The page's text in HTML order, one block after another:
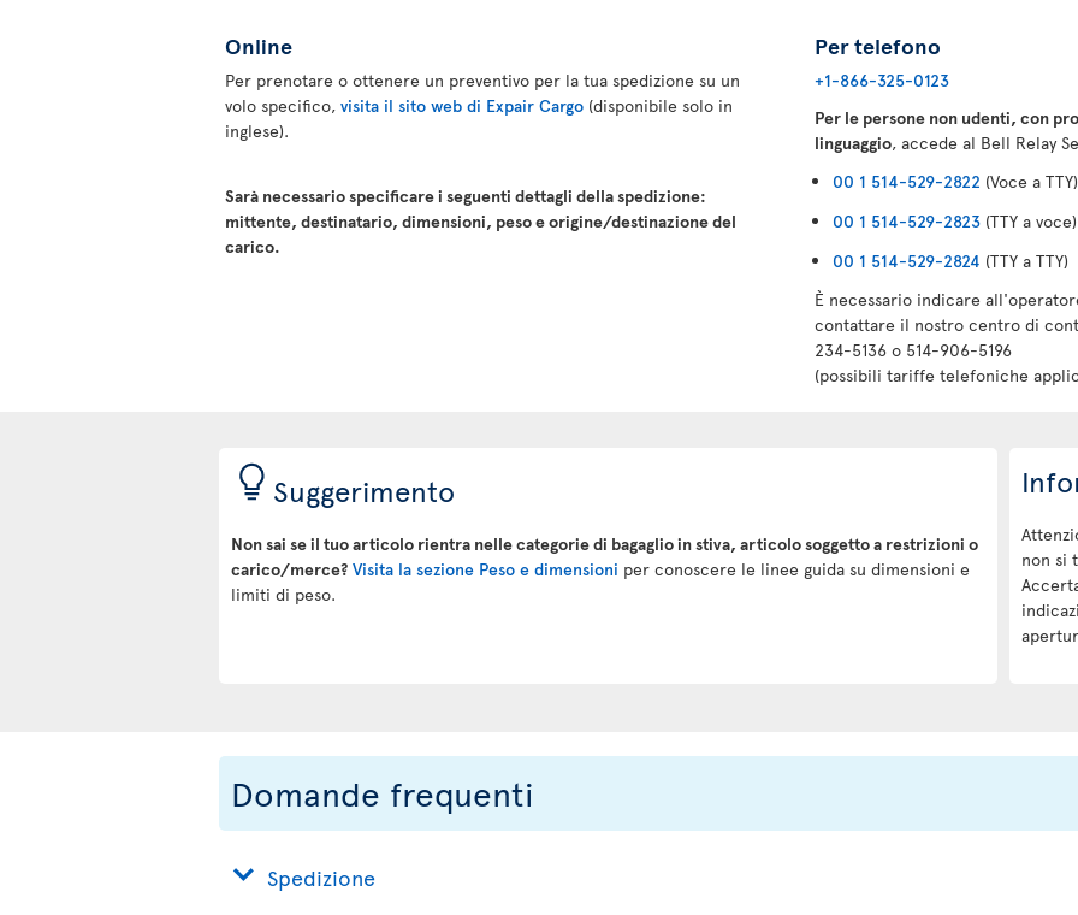
Online
Per prenotare o ottenere un preventivo per la tua spedizione su un
volo specifico, visita il sito web di Expair Cargo (disponibile solo in
inglese).
Sarà necessario specificare i seguenti dettagli della spedizione:
mittente, destinatario, dimensioni, peso e origine/destinazione del
carico.
Per telefono
+1-866-325-0123
Per le persone non udenti, con
linguaggio, accede al Bell Relay
00 1 514-529-2822 (Voce a TTY)
00 1 514-529-2823 (TTY a voce)
00 1 514-529-2824 (TTY a TTY)
È necessario indicare
contattare il nostro centro di
234-5136 o 514-906-5196
(possibili tariffe telefoniche
Suggerimento
Non sai se il tuo articolo rientra nelle categorie di bagaglio in stiva, articolo soggetto a restrizioni o
carico/merce? Visita la sezione Peso e dimensioni per conoscere le linee guida su dimensioni e
limiti di peso.
non si
Domande frequenti
Spedizione